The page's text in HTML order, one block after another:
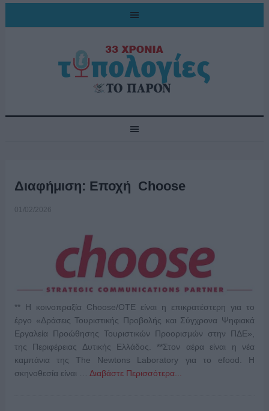
Διαφήμιση: Εποχή Choose
01/02/2026
** Η κοινοπραξία Choose/ΟΤΕ είναι η επικρατέστερη για το
έργο «Δράσεις Τουριστικής Προβολής και Σύγχρονα Ψηφιακά
Εργαλεία Προώθησης Τουριστικών Προορισμών στην ΠΔΕ»,
της Περιφέρειας Δυτικής Ελλάδος. **Στον αέρα είναι η νέα
καμπάνια της The Newtons Laboratory για το efood. H
σκηνοθεσία είναι … Διαβάστε Περισσότερα...